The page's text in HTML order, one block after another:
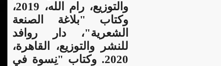
والتوزيع، رام الله، 2019،
وكتاب "بلاغة الصنعة
الشعرية"، دار روافد
للنشر والتوزيع، القاهرة،
2020. وكتاب "نِسوة في